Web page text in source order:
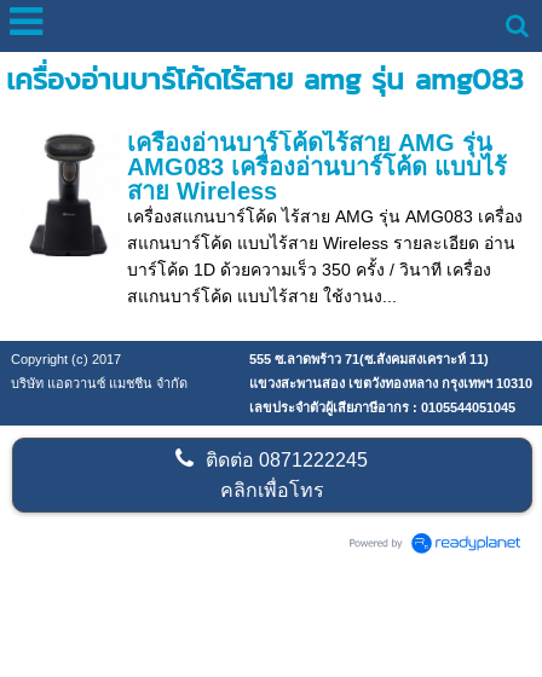
เครื่องอ่านบาร์โค้ดไร้สาย amg รุ่น amg083
เครื่องอ่านบาร์โค้ดไร้สาย AMG รุ่น
AMG083 เครื่องอ่านบาร์โค้ด แบบไร้
สาย Wireless
เครื่องสแกนบาร์โค้ด ไร้สาย AMG รุ่น AMG083 เครื่อง
สแกนบาร์โค้ด แบบไร้สาย Wireless รายละเอียด อ่าน
บาร์โค้ด 1D ด้วยความเร็ว 350 ครั้ง / วินาที เครื่อง
สแกนบาร์โค้ด แบบไร้สาย ใช้งานง...
Copyright (c) 2017
555 ซ.ลาดพร้าว 71(ซ.สังคมสงเคราะห์ 11)
บริษัท แอดวานซ์ แมชชีน จำกัด
แขวงสะพานสอง เขตวังทองหลาง กรุงเทพฯ 10310
เลขประจำตัวผู้เสียภาษีอากร : 0105544051045
ติดต่อ0871222245
คลิกเพื่อโทร